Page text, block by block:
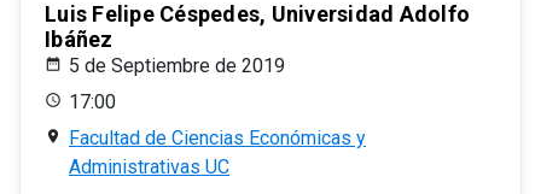
Luis Felipe Céspedes, Universidad Adolfo
Ibáñez
5 de Septiembre de 2019
17:00
Facultad de Ciencias Económicas y
Administrativas UC